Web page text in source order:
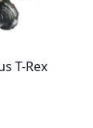
T-Rex